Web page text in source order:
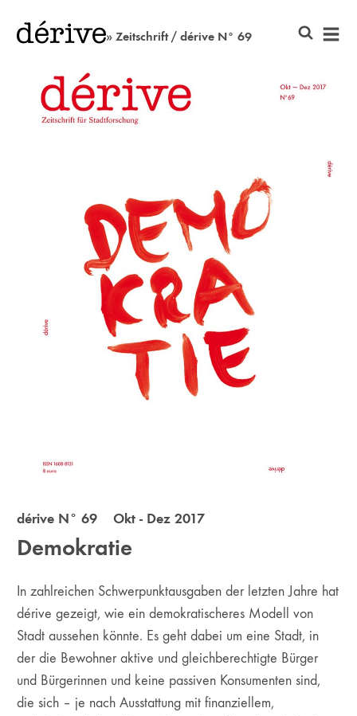
» Zeitschrift / dérive N° 69
dérive N° 69 Okt - Dez 2017
Demokratie
In zahlreichen Schwerpunktausgaben der letzten Jahre hat
dérive gezeigt, wie ein demokratischeres Modell von
Stadt aussehen könnte. Es geht dabei um eine Stadt, in
der die Bewohner aktive und gleichberechtigte Bürger
und Bürgerinnen und keine passiven Konsumenten sind,
die sich – je nach Ausstattung mit finanziellem,